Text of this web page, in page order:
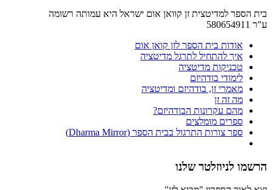
בית הספר למדיטצית זן קוואן אום ישראל היא עמותה רשומה
ע"ר 580654911
אודות בית הספר לזן קואן אום
איך להתחיל לתרגל מדיטציה
טכניקות מדיטציה
לימודי בודהיזם
מאמרי זן, בודהיזם ומדיטציה
מה זה זן
מהם עקרונות הבודהיזם?
ספרים מומלצים
ספר צורות התרגול בבית הספר (Dharma Mirror)
הרשמו לניוזלטר שלנו